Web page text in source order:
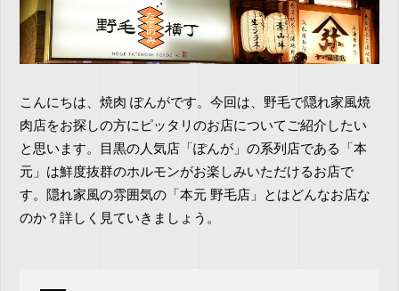
こんにちは、焼肉 ぽんがです。今回は、野毛で隠れ家風焼
肉店をお探しの方にピッタリのお店についてご紹介したい
と思います。目黒の人気店「ぽんが」の系列店である「本
元」は鮮度抜群のホルモンがお楽しみいただけるお店で
す。隠れ家風の雰囲気の「本元 野毛店」とはどんなお店な
のか？詳しく見ていきましょう。